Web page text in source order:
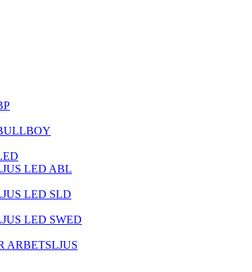
LED ABL
LED SLD
LED SWED
ARBETSLJUS